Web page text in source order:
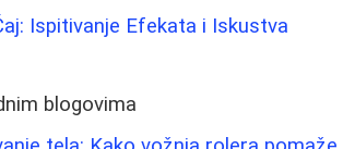
Ispitivanje Efekata i Iskustva
blogovima